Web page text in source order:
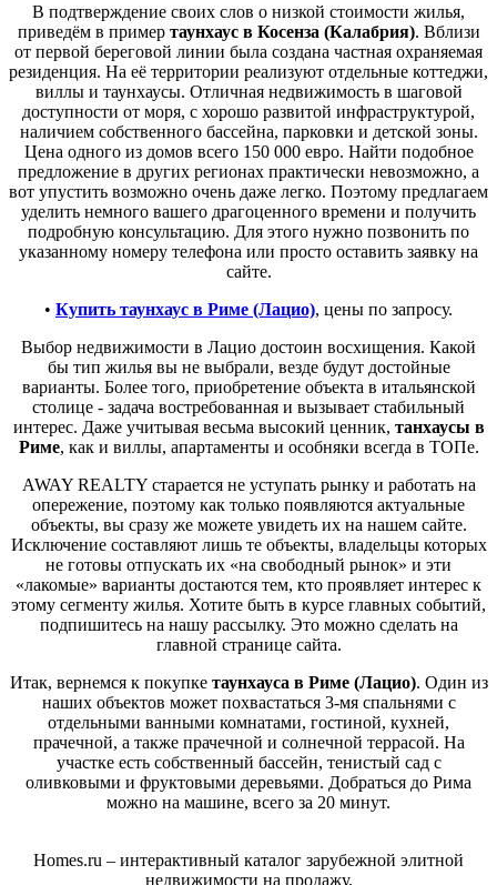
В подтверждение своих слов о низкой стоимости жилья,
приведём в пример таунхаус в Косенза (Калабрия). Вблизи
от первой береговой линии была создана частная охраняемая
резиденция. На её территории реализуют отдельные коттеджи,
виллы и таунхаусы. Отличная недвижимость в шаговой
доступности от моря, с хорошо развитой инфраструктурой,
наличием собственного бассейна, парковки и детской зоны.
Цена одного из домов всего 150 000 евро. Найти подобное
предложение в других регионах практически невозможно, а
вот упустить возможно очень даже легко. Поэтому предлагаем
уделить немного вашего драгоценного времени и получить
подробную консультацию. Для этого нужно позвонить по
указанному номеру телефона или просто оставить заявку на
сайте.
• Купить таунхаус в Риме (Лацио), цены по запросу.
Выбор недвижимости в Лацио достоин восхищения. Какой
бы тип жилья вы не выбрали, везде будут достойные
варианты. Более того, приобретение объекта в итальянской
столице - задача востребованная и вызывает стабильный
интерес. Даже учитывая весьма высокий ценник, танхаусы в
Риме, как и виллы, апартаменты и особняки всегда в ТОПе.
AWAY REALTY старается не уступать рынку и работать на
опережение, поэтому как только появляются актуальные
объекты, вы сразу же можете увидеть их на нашем сайте.
Исключение составляют лишь те объекты, владельцы которых
не готовы отпускать их «на свободный рынок» и эти
«лакомые» варианты достаются тем, кто проявляет интерес к
этому сегменту жилья. Хотите быть в курсе главных событий,
подпишитесь на нашу рассылку. Это можно сделать на
главной странице сайта.
Итак, вернемся к покупке таунхауса в Риме (Лацио). Один из
наших объектов может похвастаться 3-мя спальнями с
отдельными ванными комнатами, гостиной, кухней,
прачечной, а также прачечной и солнечной террасой. На
участке есть собственный бассейн, тенистый сад с
оливковыми и фруктовыми деревьями. Добраться до Рима
можно на машине, всего за 20 минут.
Homes.ru – интерактивный каталог зарубежной элитной
недвижимости на продажу.